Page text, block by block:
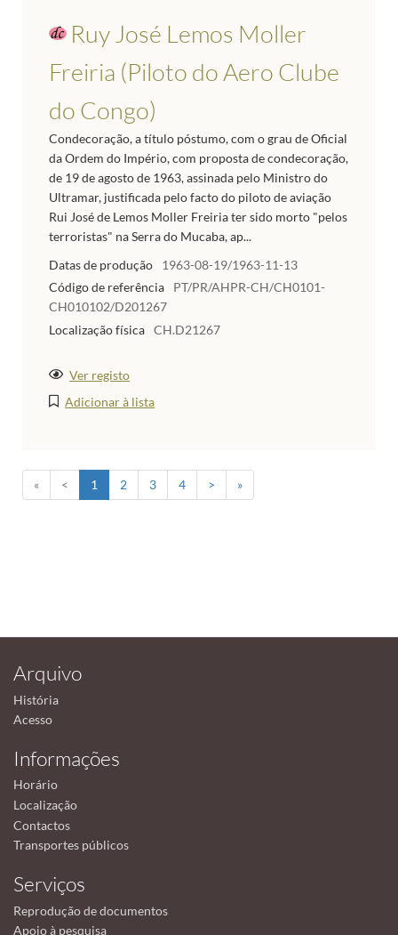
Ruy José Lemos Moller
Freiria (Piloto do Aero Clube
do Congo)
Condecoração, a título póstumo, com o grau de Oficial
da Ordem do Império, com proposta de condecoração,
de 19 de agosto de 1963, assinada pelo Ministro do
Ultramar, justificada pelo facto do piloto de aviação
Rui José de Lemos Moller Freiria ter sido morto "pelos
terroristas" na Serra do Mucaba, ap...
Datas de produção
1963-08-19/1963-11-13
Código de referência
PT/PR/AHPR-CH/CH0101-
CH010102/D201267
Localização física CH.D21267
Ver registo
Adicionar à lista
« < 1 2 3 4 > »
Arquivo
História
Acesso
Informações
Horário
Localização
Contactos
Transportes públicos
Serviços
Reprodução de documentos
Apoio à pesquisa